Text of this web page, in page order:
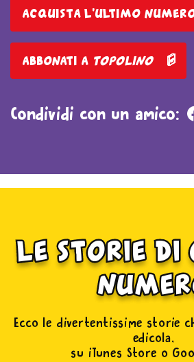
acquista l'ultimo
abbonati a topolino
Condividi con un amico:
le storie di
Ecco le divertentissime storie
edicola,
su iTunes Store o